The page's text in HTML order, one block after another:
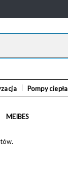
Pompy ciepła
MEIBES